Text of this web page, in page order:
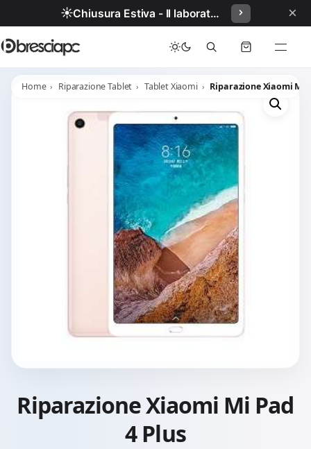
☀️ Chiusura Estiva - Il laboratorio resterà chiuso per ferie dal 29/06/2026 al 05/07/2026 compresi. ×
Home Riparazione Tablet Tablet Xiaomi Riparazione Xiaomi Mi
Riparazione Xiaomi Mi Pad
4 Plus